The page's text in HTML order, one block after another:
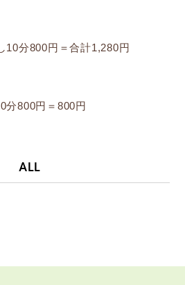
分800円＝合計1,280円
800円＝800円
ALL